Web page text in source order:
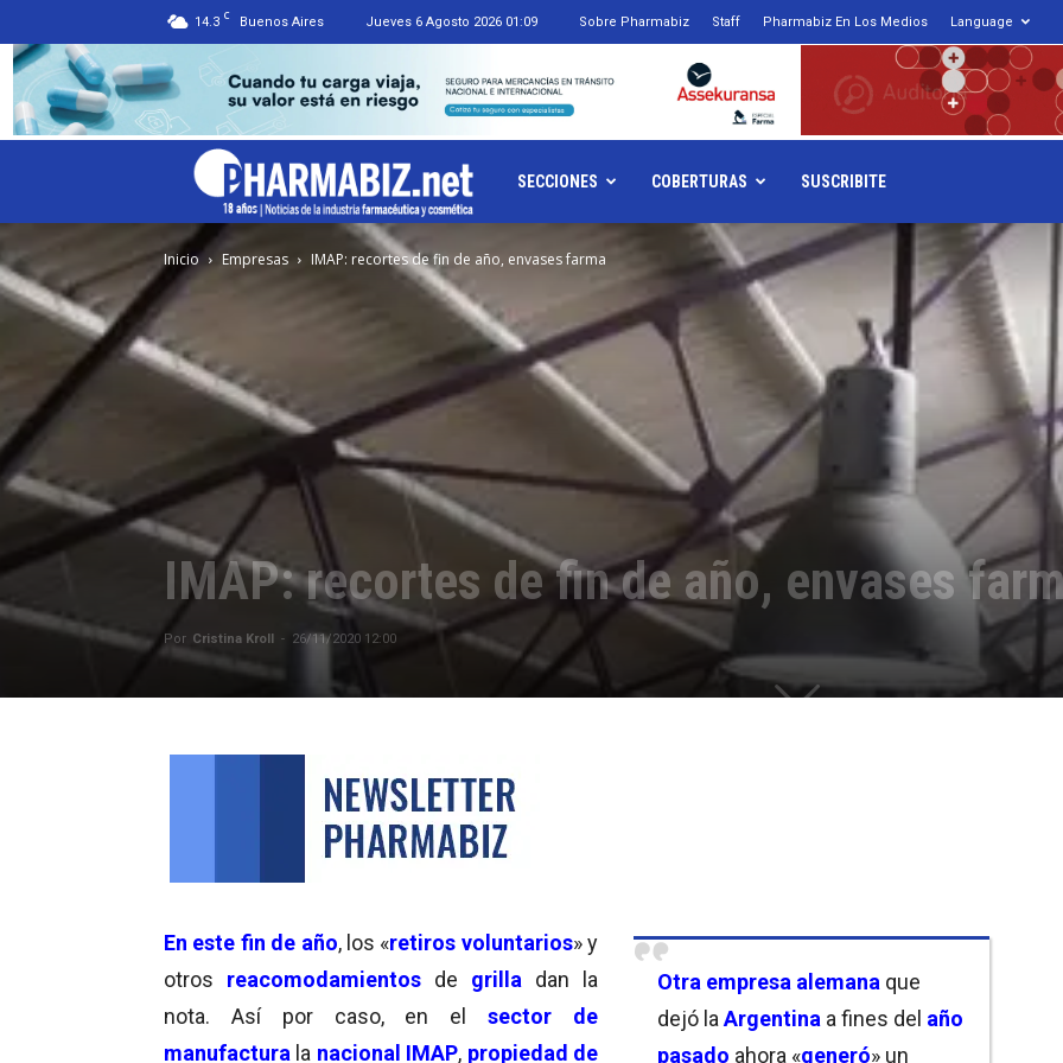
14.3 C Buenos Aires Jueves 6 Agosto 2026 01:09 Sobre Pharmabiz Staff Pharmabiz En Los Medios Language
Pharmabiz.NET
SECCIONES COBERTURAS SUSCRIBITE
Inicio Empresas IMAP: recortes de fin de año, envases farma
IMAP: recortes de fin de año, envases
Por Cristina Kroll - 26/11/2020 12:00
Otra empresa alemana que
dejó la Argentina a fines del año
pasado ahora «generó» un
En este fin de año, los «retiros voluntarios» y
otros reacomodamientos de grilla
dan la
nota. Así por caso, en elsector de
manufactura la nacional IMAP, propiedad de